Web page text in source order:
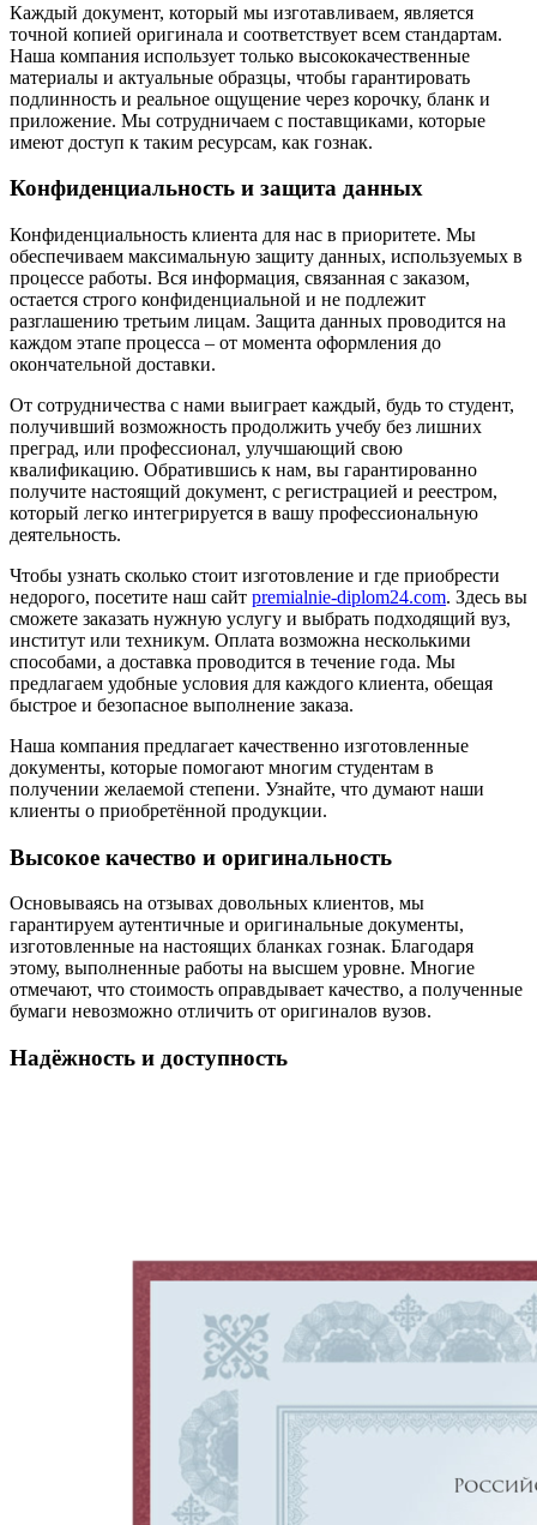
Каждый документ, который мы изготавливаем, является
точной копией оригинала и соответствует всем стандартам.
Наша компания использует только высококачественные
материалы и актуальные образцы, чтобы гарантировать
подлинность и реальное ощущение через корочку, бланк и
приложение. Мы сотрудничаем с поставщиками, которые
имеют доступ к таким ресурсам, как гознак.
Конфиденциальность и защита данных
Конфиденциальность клиента для нас в приоритете. Мы
обеспечиваем максимальную защиту данных, используемых в
процессе работы. Вся информация, связанная с заказом,
остается строго конфиденциальной и не подлежит
разглашению третьим лицам. Защита данных проводится на
каждом этапе процесса – от момента оформления до
окончательной доставки.
От сотрудничества с нами выиграет каждый, будь то студент,
получивший возможность продолжить учебу без лишних
преград, или профессионал, улучшающий свою
квалификацию. Обратившись к нам, вы гарантированно
получите настоящий документ, с регистрацией и реестром,
который легко интегрируется в вашу профессиональную
деятельность.
Чтобы узнать сколько стоит изготовление и где приобрести
недорого, посетите наш сайт premialnie-diplom24.com. Здесь вы
сможете заказать нужную услугу и выбрать подходящий вуз,
институт или техникум. Оплата возможна несколькими
способами, а доставка проводится в течение года. Мы
предлагаем удобные условия для каждого клиента, обещая
быстрое и безопасное выполнение заказа.
Наша компания предлагает качественно изготовленные
документы, которые помогают многим студентам в
получении желаемой степени. Узнайте, что думают наши
клиенты о приобретённой продукции.
Высокое качество и оригинальность
Основываясь на отзывах довольных клиентов, мы
гарантируем аутентичные и оригинальные документы,
изготовленные на настоящих бланках гознак. Благодаря
этому, выполненные работы на высшем уровне. Многие
отмечают, что стоимость оправдывает качество, а полученные
бумаги невозможно отличить от оригиналов вузов.
Надёжность и доступность